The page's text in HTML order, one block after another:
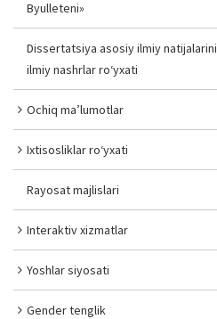
Byulleteni»
Dissertatsiya asosiy ilmiy
ilmiy nashrlar ro‘yxati
Ochiq ma’lumotlar
Ixtisosliklar ro‘yxati
Rayosat majlislari
Interaktiv xizmatlar
Yoshlar siyosati
Gender tenglik